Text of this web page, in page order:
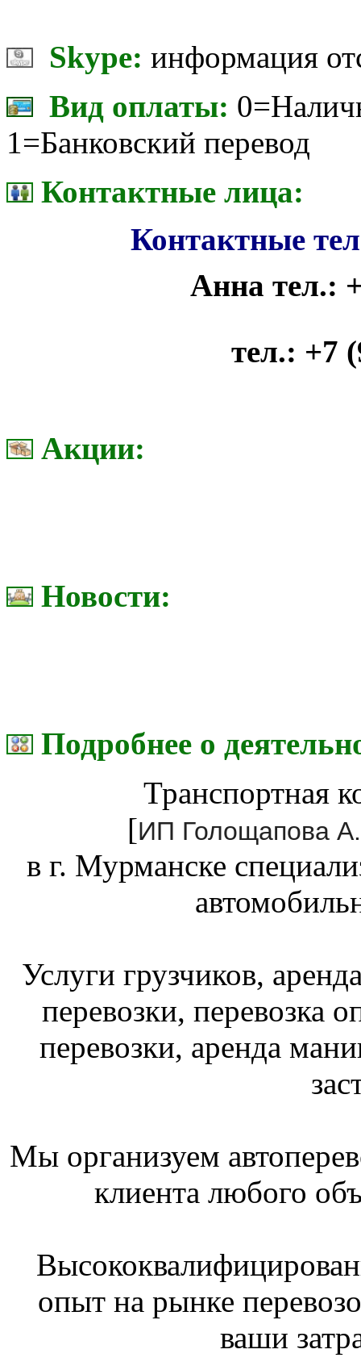
Skype:информация
Вид оплаты:
1=Банковский перевод
Контактные лица:
Контактные
Анна тел.:
тел.: +7
Акции:
Новости:
Подробнее о
Транспортная
[ИП Голощапова
в г. Мурманске
Услуги грузчиков,
перевозки, перевозка
перевозки, аренда
Мы организуем
клиента любого
опыт на рынке
ваши